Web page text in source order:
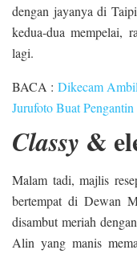
dengan jayanya di
kedua-dua mempelai,
lagi.
BACA : Dikecam
Jurufoto Buat
Classy &
Malam tadi, majlis
bertempat di Dewan
disambut meriah
Alin yang manis